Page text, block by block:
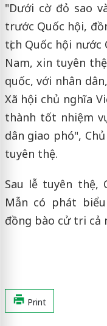
"Dưới cờ đỏ sao
trước Quốc hội,
tịch Quốc hội nước
Nam, xin tuyên
quốc, với nhân
Xã hội chủ nghĩa
thành tốt nhiệm
dân giao phó",
tuyên thệ.
Sau lễ tuyên thệ,
Mẫn có phát
đồng bào cử tri cả
Print